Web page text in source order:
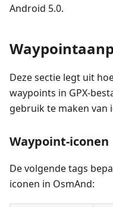
Android 5.0.
Deze sectie legt uit
waypoints in GPX-
gebruik te maken van
Waypoint-iconen
De volgende tags
iconen in OsmAnd: